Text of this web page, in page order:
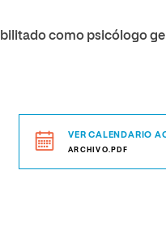
como psicólogo
VER CALENDARIO
ARCHIVO.PDF